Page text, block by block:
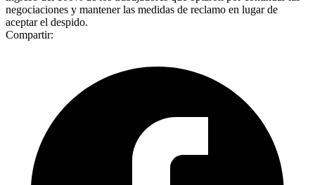
negociaciones y mantener las medidas de reclamo en lugar de
aceptar el despido.
Compartir: